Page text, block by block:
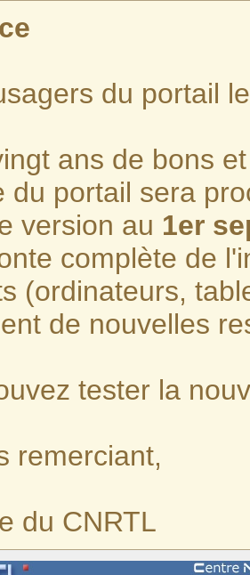
du portail
ans de bons
du portail sera
version au 1er
complète de
(ordinateurs,
de nouvelles
tester la
remerciant,
du CNRTL